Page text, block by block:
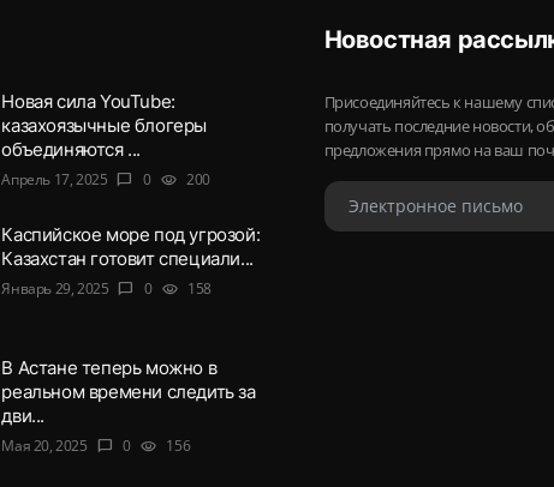
Новая сила YouTube:
казахоязычные блогеры
объединяются ...
Апрель 17, 2025 chat_bubble 0 visibility 200
Каспийское море под угрозой:
Казахстан готовит специали...
Январь 29, 2025 chat_bubble 0 visibility 158
В Астане теперь можно в
реальном времени следить за
дви...
Мая 20, 2025 chat_bubble 0 visibility 156
Новостная
Присоединяйтесь к нашему
получать последние новости,
предложения прямо на ваш